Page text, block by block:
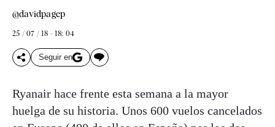
@davidpagep
25 / 07 / 18 - 18: 04
Seguir en
Ryanair hace frente esta semana a la mayor
huelga de su historia. Unos 600 vuelos cancelados